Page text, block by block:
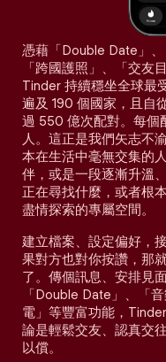
憑藉「Double Date」、
「跨國護照」、「交友
Tinder 持續穩坐全球最
遍及 190 個國家，且自
過 550 億次配對。每個
人。這正是我們矢志不
本在生活中毫無交集的
伴，或是一段逐漸升溫
正在尋找什麼，或者根
盡情探索的專屬空間。
建立檔案、設定偏好，
果對方也對你按讚，那
了。傳個訊息、安排見
「Double Date」、「
電」等豐富功能，
論是輕鬆交友、認真交
以償。